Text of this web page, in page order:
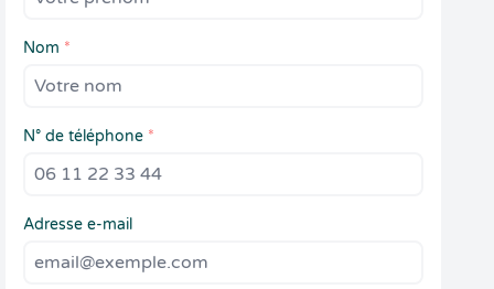
Nom *
N° de téléphone *
Adresse e-mail